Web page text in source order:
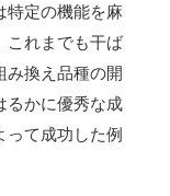
特定の機能を麻
これまでも干ば
み換え品種の開
るかに優秀な成
って成功した例